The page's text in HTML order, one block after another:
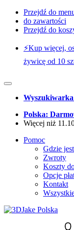
Przejdź do
do zawartości
Przejdź do
⚡️Kup więcej,
żywicę od 10
Wyszukiwarka
Polska:
Więcej niż
Pomoc
Gdzie
Zwroty
Koszty
Opcje
Kontakt